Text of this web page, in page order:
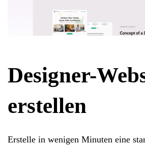
Designer-
erstellen
Erstelle in wenigen Minuten eine